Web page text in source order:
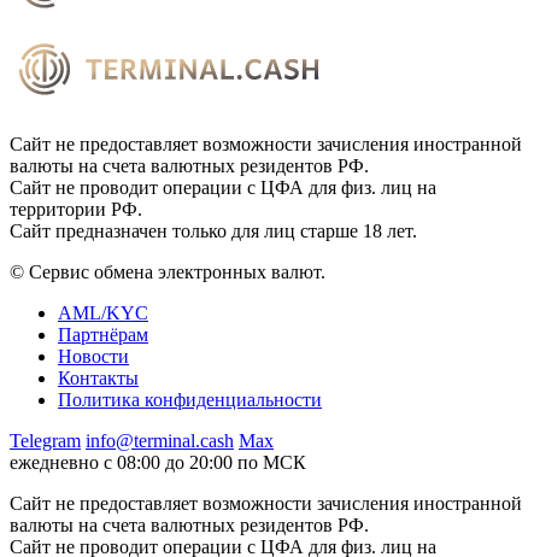
Сайт не предоставляет возможности зачисления иностранной
валюты на счета валютных резидентов РФ.
Сайт не проводит операции с ЦФА для физ. лиц на
территории РФ.
Сайт предназначен только для лиц старше 18 лет.
© Сервис обмена электронных валют.
AML/KYC
Партнёрам
Новости
Контакты
Политика конфиденциальности
Telegram info@terminal.cash Max
ежедневно с 08:00 до 20:00 по МСК
Сайт не предоставляет возможности зачисления иностранной
валюты на счета валютных резидентов РФ.
Сайт не проводит операции с ЦФА для физ. лиц на